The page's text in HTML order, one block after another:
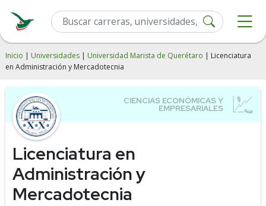
Inicio | Universidades | Universidad Marista de Querétaro | Licenciatura
en Administración y Mercadotecnia
Licenciatura en
Administración y
Mercadotecnia